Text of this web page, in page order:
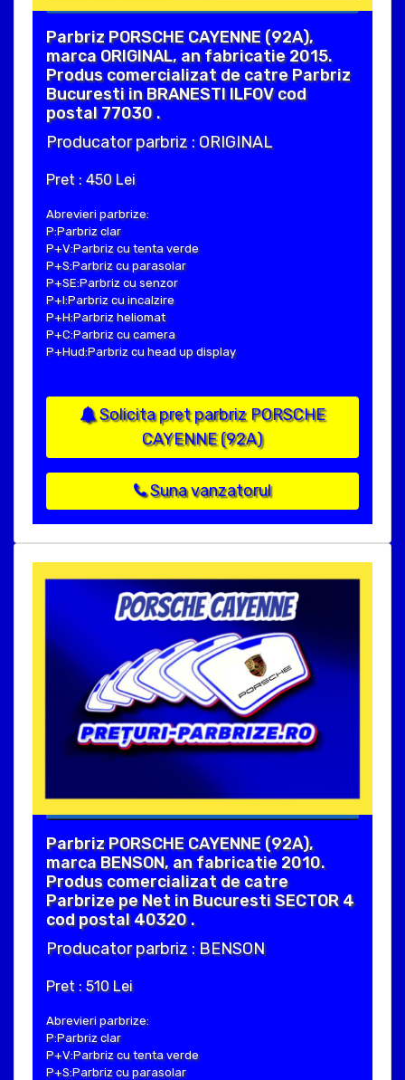
Parbriz PORSCHE CAYENNE (92A),
marca ORIGINAL, an fabricatie 2015.
Produs comercializat de catre Parbriz
Bucuresti in BRANESTI ILFOV cod
postal 77030 .
Producator parbriz : ORIGINAL
Pret : 450 Lei
Abrevieri parbrize:
P:Parbriz clar
P+V:Parbriz cu tenta verde
P+S:Parbriz cu parasolar
P+SE:Parbriz cu senzor
P+I:Parbriz cu incalzire
P+H:Parbriz heliomat
P+C:Parbriz cu camera
P+Hud:Parbriz cu head up display
Solicita pret parbriz PORSCHE
CAYENNE (92A)
Suna vanzatorul
Parbriz PORSCHE CAYENNE (92A),
marca BENSON, an fabricatie 2010.
Produs comercializat de catre
Parbrize pe Net in Bucuresti SECTOR 4
cod postal 40320 .
Producator parbriz : BENSON
Pret : 510 Lei
Abrevieri parbrize:
P:Parbriz clar
P+V:Parbriz cu tenta verde
P+S:Parbriz cu parasolar